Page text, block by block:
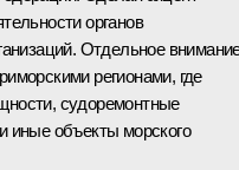
органов
Отдельное
регионами, где
судоремонтные
иные объекты морского